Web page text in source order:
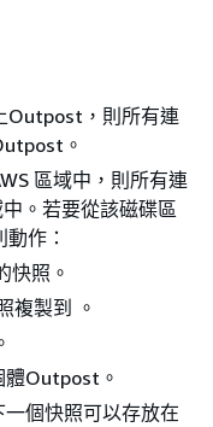
Outpost，則所有連
。
區域中，則所有連
。若要從該磁碟區
作：
快照。
複製到 。
體Outpost。
個快照可以存放在